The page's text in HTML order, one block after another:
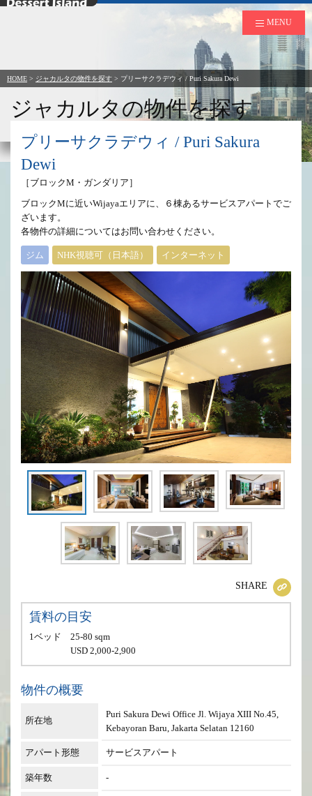
デザートアイランド
MENU
HOME > ジャカルタの物件を探す > プリーサクラデウィ / Puri Sakura Dewi
ジャカルタの物件を探す
プリーサクラデウィ / Puri Sakura
Dewi
［ブロックM・ガンダリア］
ブロックMに近いWijayaエリアに、６棟あるサービスアパートでご
ざいます。
各物件の詳細についてはお問い合わせください。
ジム NHK視聴可（日本語） インターネット
SHARE
賃料の目安
1ベッド
25-80 sqm
USD 2,000-2,900
物件の概要
所在地
Puri Sakura Dewi Office Jl. Wijaya XIII No.45,
Kebayoran Baru, Jakarta Selatan 12160
アパート形態 サービスアパート
築年数 -